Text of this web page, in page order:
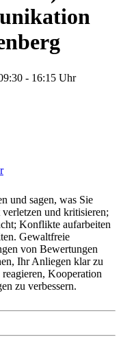
- 16:15 Uhr
und sagen, was Sie
und kritisieren;
Konflikte aufarbeiten
Gewaltfreie
von Bewertungen
Ihr Anliegen klar zu
Kooperation
zu verbessern.